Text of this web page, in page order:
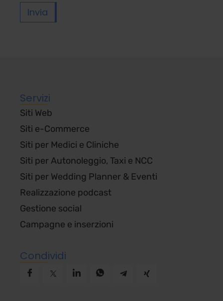
Servizi
Siti Web
Siti e-Commerce
Siti per Medici e Cliniche
Siti per Autonoleggio, Taxi e NCC
Siti per Wedding Planner & Eventi
Realizzazione podcast
Gestione social
Campagne e inserzioni
Condividi
Font dislessia Interlinea Spaz. lettere
Spaz. parole
Alto contrasto